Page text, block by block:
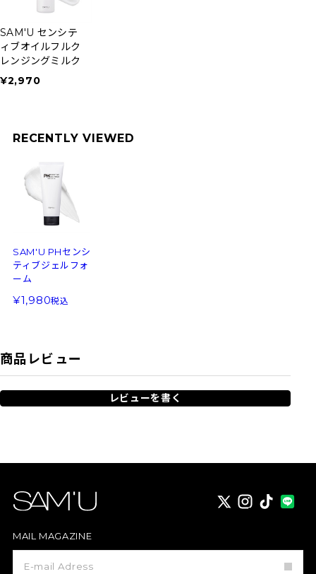
SAM'U センシテ
ィブオイルフルク
レンジングミルク
¥2,970
RECENTLY VIEWED
SAM'U PHセンシ
ティブジェルフォ
ーム
1,980税込
商品レビュー
レビューを書く
X instagram
TikTok
MAIL MAGAZINE